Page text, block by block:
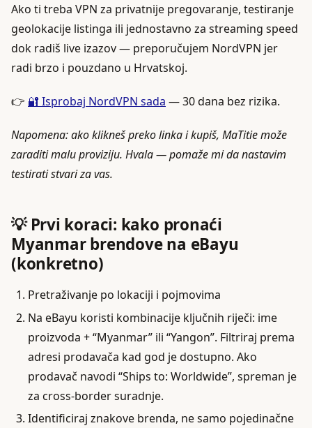
Ako ti treba VPN za privatnije pregovaranje, testiranje
geolokacije listinga ili jednostavno za streaming speed
dok radiš live izazov — preporučujem NordVPN jer
radi brzo i pouzdano u Hrvatskoj.
👉 🔐 Isprobaj NordVPN sada — 30 dana bez rizika.
Napomena: ako klikneš preko linka i kupiš, MaTitie može
zaraditi malu proviziju. Hvala — pomaže mi da nastavim
testirati stvari za vas.
💡 Prvi koraci: kako pronaći
Myanmar brendove na eBayu
(konkretno)
Pretraživanje po lokaciji i pojmovima
Na eBayu koristi kombinacije ključnih riječi: ime
proizvoda + “Myanmar” ili “Yangon”. Filtriraj prema
adresi prodavača kad god je dostupno. Ako
prodavač navodi “Ships to: Worldwide”, spreman je
za cross-border suradnje.
Identificiraj znakove brenda, ne samo pojedinačne